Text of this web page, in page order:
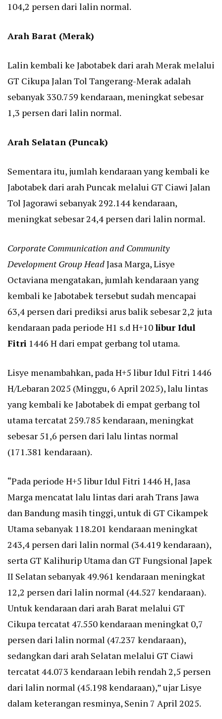
104,2 persen dari lalin normal.
Arah Barat (Merak)
Lalin kembali ke Jabotabek dari arah Merak melalui
GT Cikupa Jalan Tol Tangerang-Merak adalah
sebanyak 330.759 kendaraan, meningkat sebesar
1,3 persen dari lalin normal.
Arah Selatan (Puncak)
Sementara itu, jumlah kendaraan yang kembali ke
Jabotabek dari arah Puncak melalui GT Ciawi Jalan
Tol Jagorawi sebanyak 292.144 kendaraan,
meningkat sebesar 24,4 persen dari lalin normal.
Corporate Communication and Community
Development Group HeadJasa Marga, Lisye
Octaviana mengatakan, jumlah kendaraan yang
kembali ke Jabotabek tersebut sudah mencapai
63,4 persen dari prediksi arus balik sebesar 2,2 juta
kendaraan pada periode H1 s.d H+10libur Idul
Fitri 1446 H dari empat gerbang tol utama.
Lisye menambahkan, pada H+5 libur Idul Fitri 1446
H/Lebaran 2025 (Minggu, 6 April 2025), lalu lintas
yang kembali ke Jabotabek di empat gerbang tol
utama tercatat 259.785 kendaraan, meningkat
sebesar 51,6 persen dari lalu lintas normal
(171.381 kendaraan).
“Pada periode H+5 libur Idul Fitri 1446 H, Jasa
Marga mencatat lalu lintas dari arah Trans Jawa
dan Bandung masih tinggi, untuk di GT Cikampek
Utama sebanyak 118.201 kendaraan meningkat
243,4 persen dari lalin normal (34.419 kendaraan),
serta GT Kalihurip Utama dan GT Fungsional Japek
II Selatan sebanyak 49.961 kendaraan meningkat
12,2 persen dari lalin normal (44.527 kendaraan).
Untuk kendaraan dari arah Barat melalui GT
Cikupa tercatat 47.550 kendaraan meningkat 0,7
persen dari lalin normal (47.237 kendaraan),
sedangkan dari arah Selatan melalui GT Ciawi
tercatat 44.073 kendaraan lebih rendah 2,5 persen
dari lalin normal (45.198 kendaraan),” ujar Lisye
dalam keterangan resminya, Senin 7 April 2025.